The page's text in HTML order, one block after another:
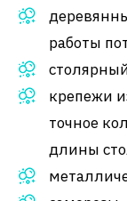
работы
крепежи
точное
длины